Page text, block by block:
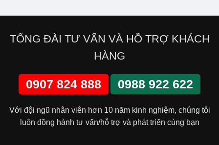
TỔNG ĐÀI TƯ VẤN VÀ HỖ TRỢ KHÁCH
HÀNG
0907 824 888 0988 922 622
Với đội ngũ nhân viên hơn 10 năm kinh nghiệm, chúng tôi
luôn đồng hành tư vấn/hỗ trợ và phát triển cùng bạn